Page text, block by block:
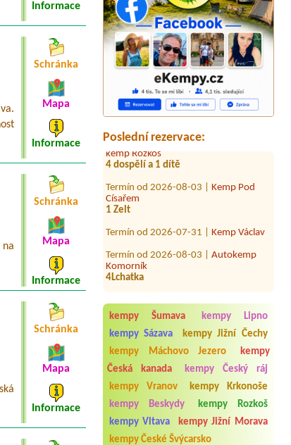
Poslední rezervace:
Termín od 2026-07-24 |Ranč Orel
chatka pro 2 osoby + pes
Termín od 2026-08-10 |Resort U
Fořta
kemp Rozkoš
4 dospělí a 1 dítě
Termín od 2026-08-03 |
1 Zelt
Termín od 2026-07-31 |
Termín od 2026-08-03 | Autokemp
4Lchatka
Termín od 2026-09-02 |
Wohnmobil L 8.0m, B 2.4m, H 3.1m
mit Strom
Termín od 2026-07-31 |Kemp
Liběchov
Cottage 5 people
Termín od 2026-07-25 |
Chatová
osada Višňová Hájek
malý stan pro 4 osoby, z toho dvě děti
Termín od 2026-07-27 | Stellplatz
Rozkoš
kempy Šumava
kempy Lipno
kempy Sázava
kempy Jižní Čechy
kempy Máchovo Jezero
kempy
Česká kanada
kempy Český ráj
kempy Vranov
kempy Krkonoše
kempy Beskydy
kempy Rozkoš
kempy Vltava
kempy Jižní Morava
kempy České Švýcarsko
Informace
Schránka
Mapa
Informace
Schránka
Mapa
Informace
Schránka
Mapa
Informace